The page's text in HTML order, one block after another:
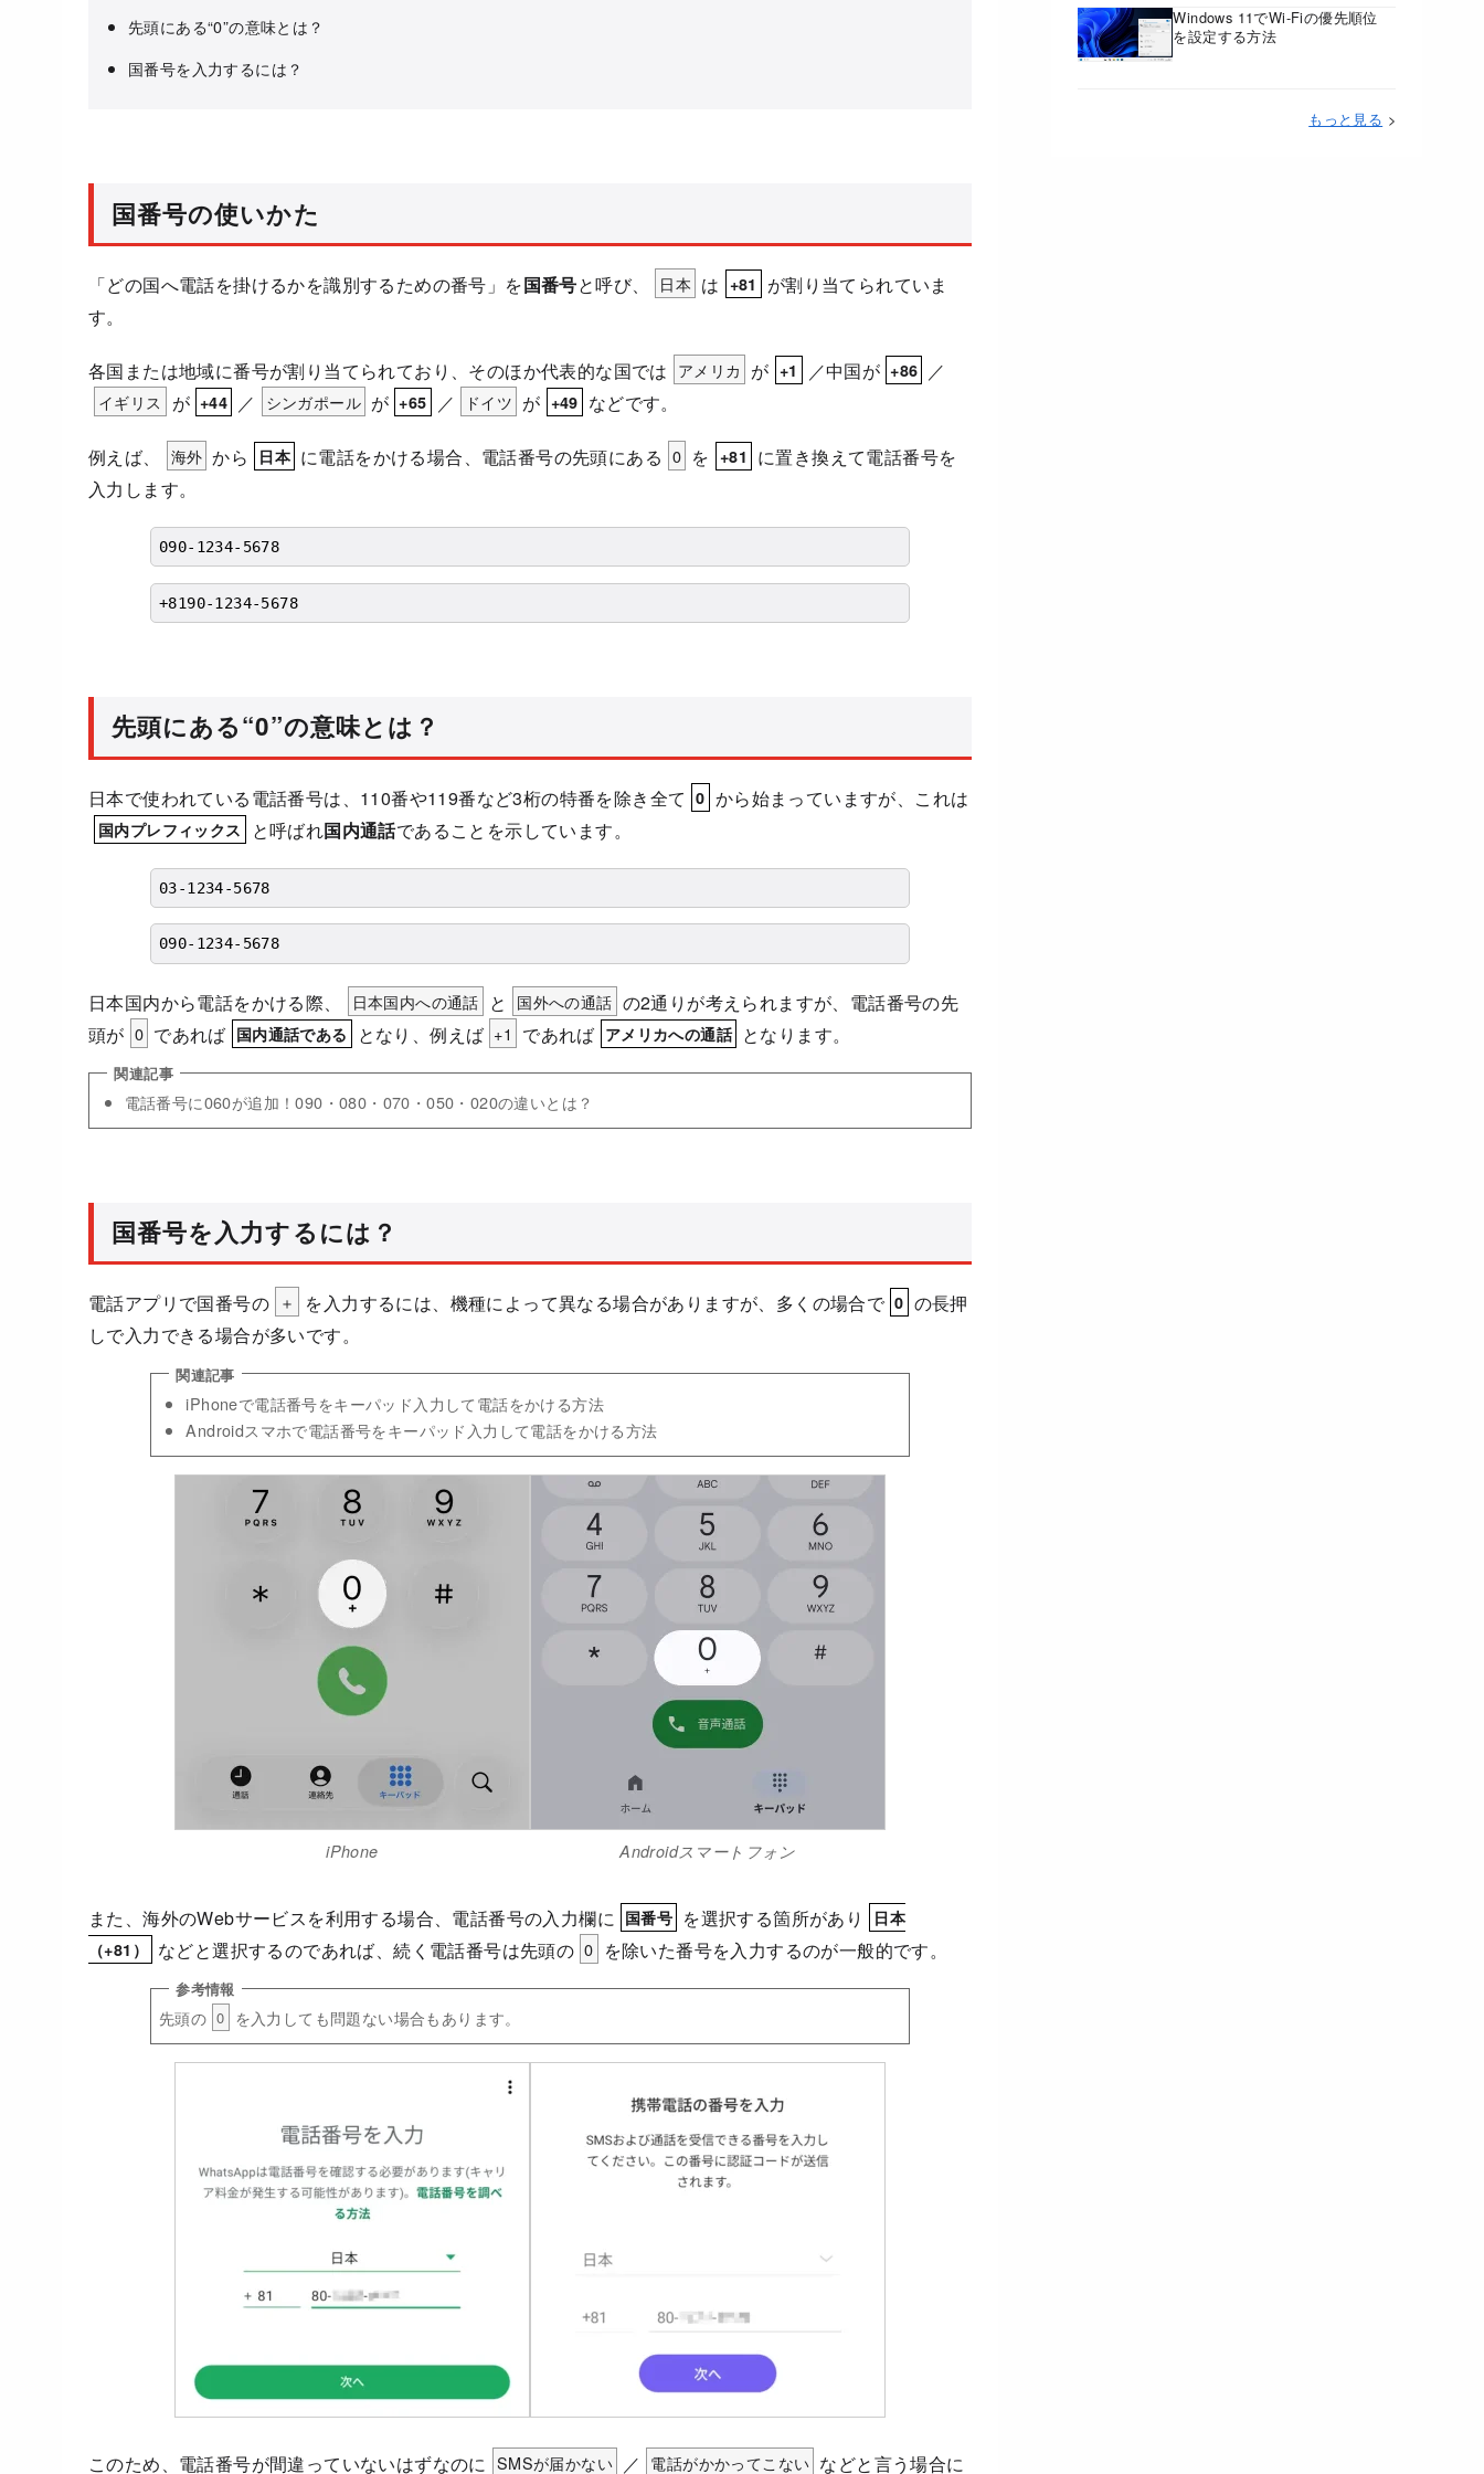
先頭にある“0”の意味とは？
国番号を入力するには？
国番号の使いかた
「どの国へ電話を掛けるかを識別するための番号」を国番号と呼び、 日本 は +81
が割り当てられていま
す。
各国または地域に番号が割り当てられており、そのほか代表的な国では アメリカ が +1 ／中国が +86 ／
イギリス が +44 ／ シンガポール が +65 ／ ドイツ が +49 などです。
例えば、 海外 から 日本 に電話をかける場合、電話番号の先頭にある 0 を +81 に置き換えて電話番号を
入力します。
090-1234-5678
+8190-1234-5678
先頭にある“0”の意味とは？
日本で使われている電話番号は、110番や119番など3桁の特番を除き全て 0 から始まっていますが、これは
国内プレフィックス と呼ばれ国内通話であることを示しています。
03-1234-5678
090-1234-5678
日本国内から電話をかける際、 日本国内への通話 と 国外への通話 の2通りが考えられますが、電話番号の先
頭が 0 であれば 国内通話である となり、例えば +1 であれば アメリカへの通話 となります。
電話番号に060が追加！090・080・070・050・020の違いとは？
国番号を入力するには？
電話アプリで国番号の ＋ を入力するには、機種によって異なる場合がありますが、多くの場合で 0 の長押
しで入力できる場合が多いです。
iPhoneで電話番号をキーパッド入力して電話をかける方法
Androidスマホで電話番号をキーパッド入力して電話をかける方法
iPhone Androidスマートフォン
また、海外のWebサービスを利用する場合、電話番号の入力欄に 国番号 を選択する箇所があり
日本
（+81）
などと選択するのであれば、続く電話番号は先頭の 0 を除いた番号を入力するのが一般的です。
先頭の 0 を入力しても問題ない場合もあります。
このため、電話番号が間違っていないはずなのに SMSが届かない ／ 電話がかかってこない などと言う場合に
Windows 11でWi-Fiの優先順位
を設定する方法
もっと見る >